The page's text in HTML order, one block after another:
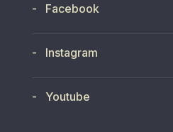
- Facebook
- Instagram
- Youtube